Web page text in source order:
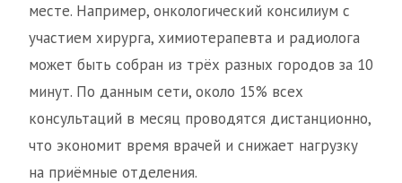
месте. Например, онкологический консилиум с
участием хирурга, химиотерапевта и радиолога
может быть собран из трёх разных городов за 10
минут. По данным сети, около 15% всех
консультаций в месяц проводятся дистанционно,
что экономит время врачей и снижает нагрузку
на приёмные отделения.